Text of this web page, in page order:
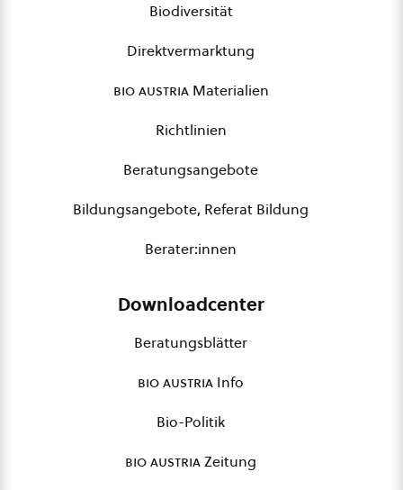
Biodiversität
Direktvermarktung
bio austriaMaterialien
Richtlinien
Beratungsangebote
Bildungsangebote, Referat Bildung
Berater:innen
Downloadcenter
Beratungsblätter
bio austria Info
Bio-Politik
bio austriaZeitung